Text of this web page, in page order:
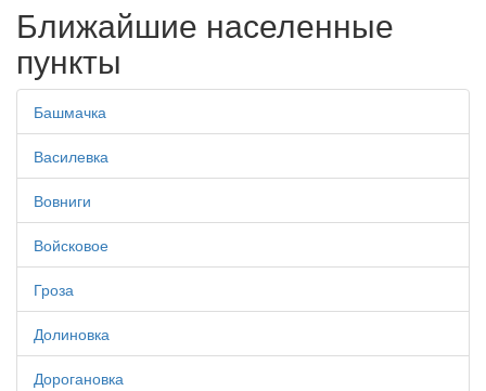
Ближайшие населенные
пункты
Башмачка
Василевка
Вовниги
Войсковое
Гроза
Долиновка
Дорогановка